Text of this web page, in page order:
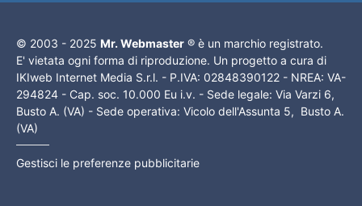
© 2003 - 2025 Mr. Webmaster ® è un marchio registrato.
E' vietata ogni forma di riproduzione. Un progetto a cura di
IKIweb Internet Media S.r.l. - P.IVA: 02848390122 - NREA: VA-
294824 - Cap. soc. 10.000 Eu i.v. - Sede legale: Via Varzi 6,
Busto A. (VA) - Sede operativa: Vicolo dell'Assunta 5, Busto A.
(VA)
Gestisci le preferenze pubblicitarie